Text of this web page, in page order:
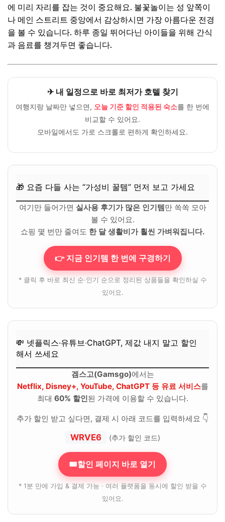
에 미리 자리를 잡는 것이 중요해요. 불꽃놀이는 성 앞쪽이
나 메인 스트리트 중앙에서 감상하시면 가장 아름다운 전경
을 볼 수 있습니다. 하루 종일 뛰어다닌 아이들을 위해 간식
과 음료를 챙겨두면 좋습니다.
✈ 내 일정으로 바로 최저가 호텔 찾기
여행지랑 날짜만 넣으면, 오늘 기준 할인 적용된 숙소를 한 번에
비교할 수 있어요.
모바일에서도 가로 스크롤로 편하게 확인하세요.
🎁 요즘 다들 사는 “가성비 꿀템” 먼저 보고 가세요
여기만 들어가면 실사용 후기가 많은 인기템만 쏙쏙 모아
볼 수 있어요.
쇼핑 몇 번만 줄여도 한 달 생활비가 훨씬 가벼워집니다.
👉 지금 인기템 한 번에 구경하기
* 클릭 후 바로 최신 순·인기 순으로 정리된 상품들을 확인하실 수
있어요.
💸 넷플릭스·유튜브·ChatGPT, 제값 내지 말고 할인
해서 쓰세요
겜스고(Gamsgo)에서는
Netflix, Disney+, YouTube, ChatGPT 등 유료 서비스를
최대 60% 할인된 가격에 이용할 수 있습니다.
추가 할인 받고 싶다면, 결제 시 아래 코드를 입력하세요 👇
WRVE6 (추가 할인 코드)
🎟할인 페이지 바로 열기
* 1분 만에 가입 & 결제 가능 · 여러 플랫폼을 동시에 할인 받을 수
있어요.